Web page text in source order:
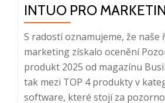
INTUO PRO
S radostí oznamujeme, že
marketing získalo ocenění
produkt 2025 od magazínu
tak mezi TOP 4 produkty v
software, které stojí za